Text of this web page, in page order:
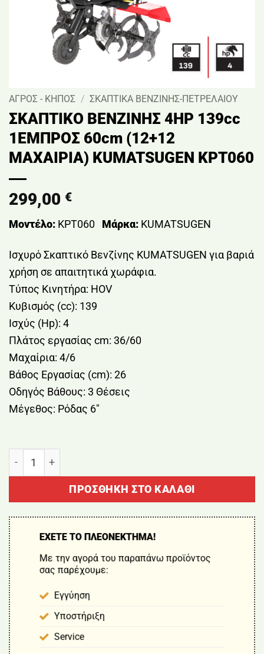
ΑΓΡΟΣ - ΚΗΠΟΣ / ΣΚΑΠΤΙΚΑ ΒΕΝΖΙΝΗΣ-ΠΕΤΡΕΛΑΙΟΥ
ΣΚΑΠΤΙΚΟ ΒΕΝΖΙΝΗΣ 4HP 139cc
1ΕΜΠΡΟΣ 60cm (12+12
ΜΑΧΑΙΡΙΑ) KUMATSUGEN KPT060
299,00 €
Μοντέλο: KPT060 Μάρκα: KUMATSUGEN
Ισχυρό Σκαπτικό Βενζίνης KUMATSUGEN για βαριά
χρήση σε απαιτητικά χωράφια.
Τύπος Κινητήρα: HOV
Κυβισμός (cc): 139
Ισχύς (Hp): 4
Πλάτος εργασίας cm: 36/60
Μαχαίρια: 4/6
Βάθος Εργασίας (cm): 26
Οδηγός Βάθους: 3 Θέσεις
Μέγεθος: Ρόδας 6″
ΠΡΟΣΘΉΚΗ ΣΤΟ ΚΑΛΆΘΙ
ΕΧΕΤΕ ΤΟ ΠΛΕΟΝΕΚΤΗΜΑ!
Με την αγορά του παραπάνω προϊόντος
σας παρέχουμε:
Εγγύηση
Υποστήριξη
Service